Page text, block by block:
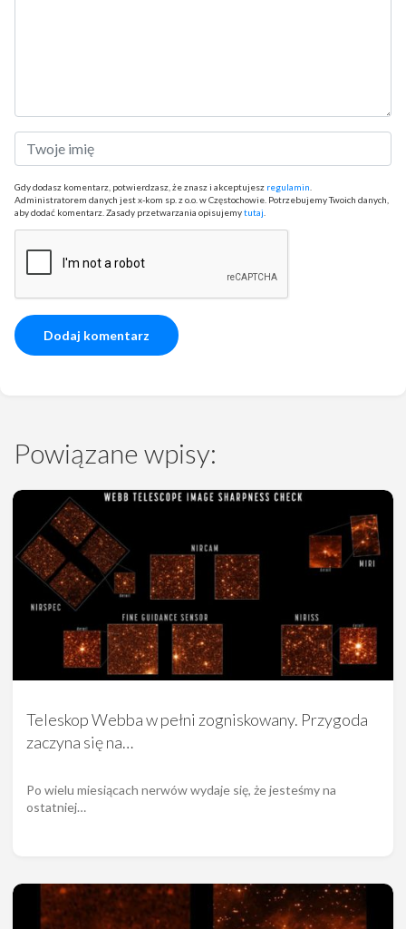
Gdy dodasz komentarz, potwierdzasz, że znasz i akceptujesz regulamin
Administratorem danych jest x-kom sp. z o.o. w Częstochowie. Potrzebujemy Twoich danych,
aby dodać komentarz. Zasady przetwarzania opisujemytutaj
Powiązane wpisy:
Teleskop Webba w pełni zogniskowany. Przygoda
zaczyna się na…
Po wielu miesiącach nerwów wydaje się, że jesteśmy na
ostatniej…